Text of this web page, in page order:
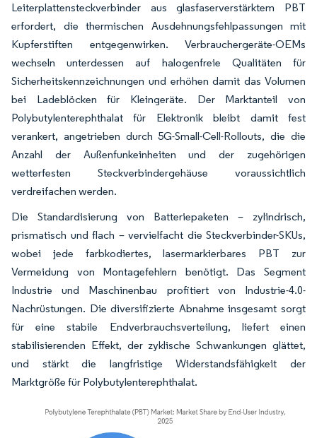
Leiterplattensteckverbinder aus glasfaserverstärktem PBT
erfordert, die thermischen Ausdehnungsfehlpassungen mit
Kupferstiften entgegenwirken. Verbrauchergeräte-OEMs
wechseln unterdessen auf halogenfreie Qualitäten für
Sicherheitskennzeichnungen und erhöhen damit das Volumen
bei Ladeblöcken für Kleingeräte. Der Marktanteil von
Polybutylenterephthalat für Elektronik bleibt damit fest
verankert, angetrieben durch 5G-Small-Cell-Rollouts, die die
Anzahl der Außenfunkeinheiten und der zugehörigen
wetterfesten Steckverbindergehäuse voraussichtlich
verdreifachen werden.
Die Standardisierung von Batteriepaketen – zylindrisch,
prismatisch und flach – vervielfacht die Steckverbinder-SKUs,
wobei jede farbkodiertes, lasermarkierbares PBT zur
Vermeidung von Montagefehlern benötigt. Das Segment
Industrie und Maschinenbau profitiert von Industrie-4.0-
Nachrüstungen. Die diversifizierte Abnahme insgesamt sorgt
für eine stabile Endverbrauchsverteilung, liefert einen
stabilisierenden Effekt, der zyklische Schwankungen glättet,
und stärkt die langfristige Widerstandsfähigkeit der
Marktgröße für Polybutylenterephthalat.